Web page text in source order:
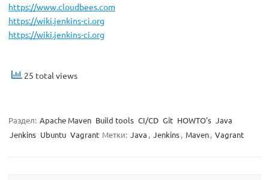
https://www.cloudbees.com
https://wiki.jenkins-ci.org
https://wiki.jenkins-ci.org
25 total views
Раздел: Apache Maven Build tools CI/CD Git HOWTO's Java
Jenkins Ubuntu Vagrant Метки: Java , Jenkins, Maven, Vagrant